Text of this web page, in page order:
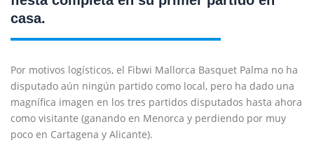
casa.
Por motivos logísticos, el Fibwi Mallorca Basquet Palma no ha
disputado aún ningún partido como local, pero ha dado una
magnífica imagen en los tres partidos disputados hasta ahora
como visitante (ganando en Menorca y perdiendo por muy
poco en Cartagena y Alicante).